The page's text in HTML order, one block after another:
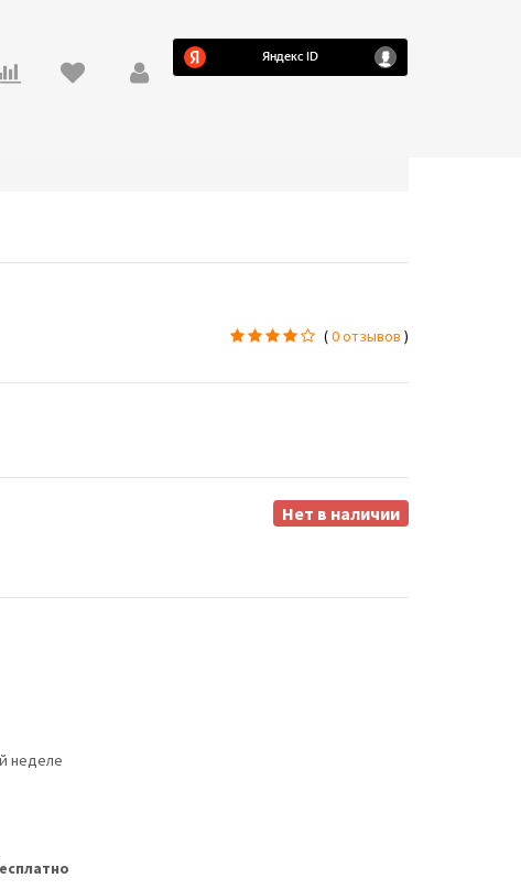
(0 отзывов )
Нет в наличии
неделе